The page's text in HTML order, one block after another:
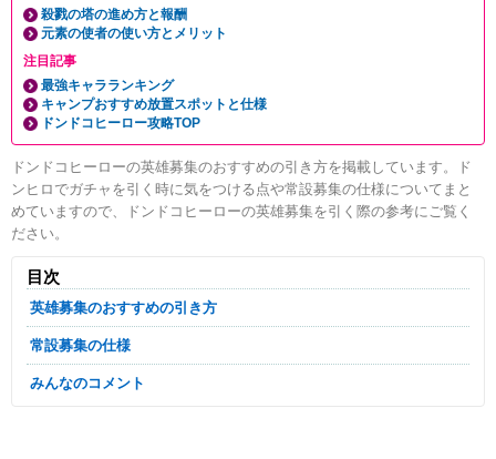
殺戮の塔の進め方と報酬
元素の使者の使い方とメリット
注目記事
最強キャラランキング
キャンプおすすめ放置スポットと仕様
ドンドコヒーロー攻略TOP
ドンドコヒーローの英雄募集のおすすめの引き方を掲載しています。ド
ンヒロでガチャを引く時に気をつける点や常設募集の仕様についてまと
めていますので、ドンドコヒーローの英雄募集を引く際の参考にご覧く
ださい。
目次
英雄募集のおすすめの引き方
常設募集の仕様
みんなのコメント